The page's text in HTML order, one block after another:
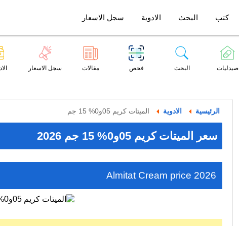
كتب البحث الادوية سجل الاسعار
صيدليات البحث فحص مقالات سجل الاسعار
الرئيسية الادوية الميتات كريم 05و0% 15 جم
سعر الميتات كريم 05و0% 15 جم 2026
Almitat Cream price 2026